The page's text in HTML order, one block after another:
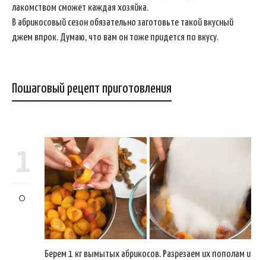
лакомством сможет каждая хозяйка.
В абрикосовый сезон обязательно заготовьте такой вкусный
джем впрок. Думаю, что вам он тоже придется по вкусу.
Пошаговый рецепт приготовления
1
Берем 1 кг вымытых абрикосов. Разрезаем их пополам и